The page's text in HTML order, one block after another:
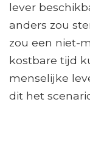
lever
anders zou
zou een niet-
kostbare tijd
menselijke
dit het